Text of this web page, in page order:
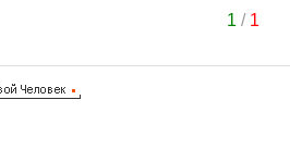
1 / 1